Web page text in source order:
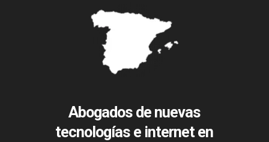
Abogados de nuevas
tecnologías e internet en